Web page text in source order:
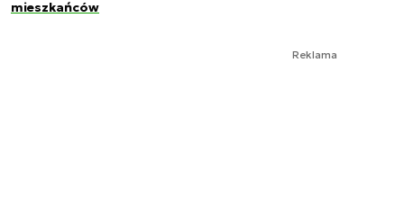
mieszkańców
Reklama